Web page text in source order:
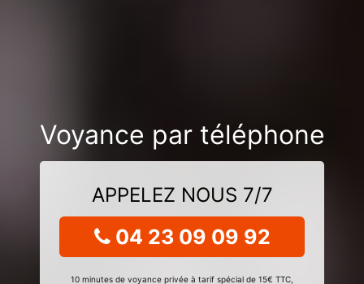
Voyance par téléphone
APPELEZ NOUS 7/7
04 23 09 09 92
10 minutes de voyance privée à tarif spécial de 15€ TTC,